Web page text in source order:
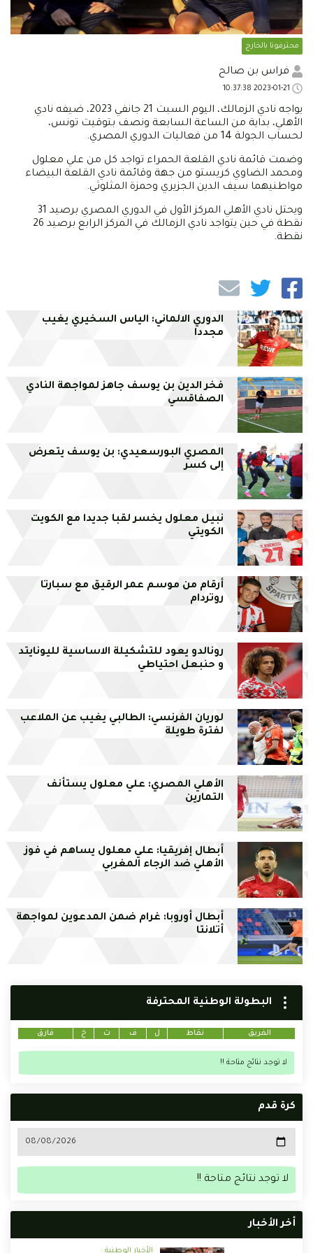
محترفونا بالخارج
فراس بن صالح
يواجه نادي الزمالك، اليوم السبت 21 جانفي 2023، ضيفه نادي
الأهلي، بداية من الساعة السابعة ونصف بتوقيت تونس،
لحساب الجولة 14 من فعاليات الدوري المصري.
وضمت قائمة نادي القلعة الحمراء تواجد كل من علي معلول
ومحمد الضاوي كريستو من جهة وقائمة نادي القلعة البيضاء
مواطنيهما سيف الدين الجزيري وحمزة المثلوثي.
ويحتل نادي الأهلي المركز الأول في الدوري المصري برصيد 31
نقطة في حين يتواجد نادي الزمالك في المركز الرابع برصيد 26
نقطة.
الدوري الالماني: الياس السخيري يغيب
مجددا
فخر الدين بن يوسف جاهز لمواجهة النادي
الصفاقسي
المصري البورسعيدي: بن يوسف يتعرض
إلى كسر
نبيل معلول يخسر لقبا جديدا مع الكويت
الكويتي
أرقام من موسم عمر الرقيق مع سبارتا
روتردام
رونالدو يعود للتشكيلة الاساسية لليونايتد
و حنبعل احتياطي
لوريان الفرنسي: الطالبي يغيب عن الملاعب
لفترة طويلة
الأهلي المصري: علي معلول يستأنف
التمارين
أبطال إفريقيا: علي معلول يساهم في فوز
الأهلي ضد الرجاء المغربي
أبطال أوروبا: غرام ضمن المدعوين لمواجهة
أتلانتا
البطولة الوطنية المحترفة
الفريق نقاط ل ف ت خ فارق
لا توجد نتائج متاحة !!
كرة قدم
لا توجد نتائج متاحة !!
أخر الأخبار
الأخبار الوطنية